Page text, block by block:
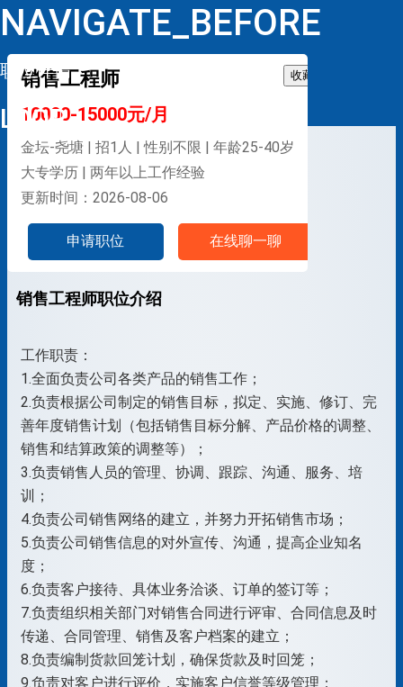
NAVIGATE_BEFORE
职位详情
LOOP
销售工程师 收藏
10000-15000元/月
金坛-尧塘 | 招1人 | 性别不限 | 年龄25-40岁
大专学历 | 两年以上工作经验
更新时间：2026-08-06
申请职位 在线聊一聊
销售工程师职位介绍
工作职责：
1.全面负责公司各类产品的销售工作；
2.负责根据公司制定的销售目标，拟定、实施、修订、完
善年度销售计划（包括销售目标分解、产品价格的调整、
销售和结算政策的调整等）；
3.负责销售人员的管理、协调、跟踪、沟通、服务、培
训；
4.负责公司销售网络的建立，并努力开拓销售市场；
5.负责公司销售信息的对外宣传、沟通，提高企业知名
度；
6.负责客户接待、具体业务洽谈、订单的签订等；
7.负责组织相关部门对销售合同进行评审、合同信息及时
传递、合同管理、销售及客户档案的建立；
8.负责编制货款回笼计划，确保货款及时回笼；
9.负责对客户进行评价，实施客户信誉等级管理；